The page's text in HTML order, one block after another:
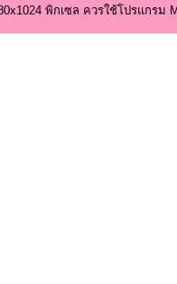
พิกเซล ควรใช้โปรแกรม